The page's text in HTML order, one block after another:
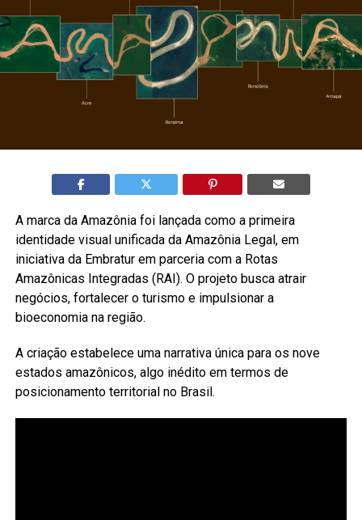
A marca da Amazônia foi lançada como a primeira
identidade visual unificada da Amazônia Legal, em
iniciativa da Embratur em parceria com a Rotas
Amazônicas Integradas (RAI). O projeto busca atrair
negócios, fortalecer o turismo e impulsionar a
bioeconomia na região.
A criação estabelece uma narrativa única para os nove
estados amazônicos, algo inédito em termos de
posicionamento territorial no Brasil.